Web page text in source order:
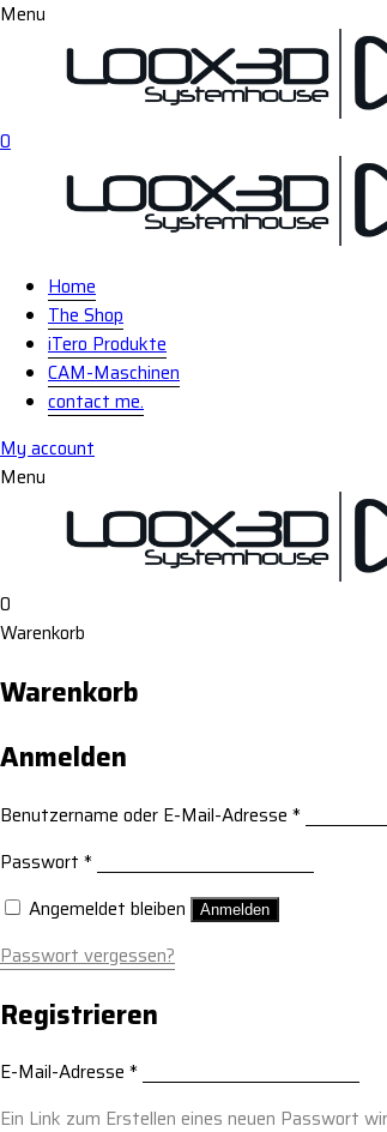
Menu
0
Home
The Shop
iTero Produkte
CAM-Maschinen
contact me.
My account
Menu
0
Warenkorb
Warenkorb
Anmelden
Benutzername oder E-Mail-Adresse *
Passwort *
Angemeldet bleiben
Anmelden
Passwort vergessen?
Registrieren
E-Mail-Adresse *
Ein Link zum Erstellen eines neuen Passwort